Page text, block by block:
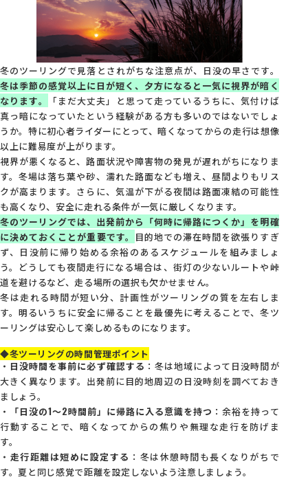
冬のツーリングで見落とされがちな注意点が、日没の早さです。
冬は季節の感覚以上に日が短く、夕方になると一気に視界が暗く
なります。
「まだ大丈夫」と思って走っているうちに、気付けば
真っ暗になっていたという経験がある方も多いのではないでしょ
うか。特に初心者ライダーにとって、暗くなってからの走行は想像
以上に難易度が上がります。
視界が悪くなると、路面状況や障害物の発見が遅れがちになりま
す。冬場は落ち葉や砂、濡れた路面なども増え、昼間よりもリス
クが高まります。さらに、気温が下がる夜間は路面凍結の可能性
も高くなり、安全に走れる条件が一気に厳しくなります。
冬のツーリングでは、出発前から「何時に帰路につくか」を明確
に決めておくことが重要です。 目的地での滞在時間を欲張りすぎ
ず、日没前に帰り始める余裕のあるスケジュールを組みましょ
う。どうしても夜間走行になる場合は、街灯の少ないルートや峠
道を避けるなど、走る場所の選択も欠かせません。
冬は走れる時間が短い分、計画性がツーリングの質を左右しま
す。明るいうちに安全に帰ることを最優先に考えることで、冬ツ
ーリングは安心して楽しめるものになります。
◆冬ツーリングの時間管理ポイント
・ 日没時間を事前に必ず確認する ：冬は地域によって日没時間が
大きく異なります。出発前に目的地周辺の日没時刻を調べておき
ましょう。
・
「日没の1〜2時間前」に帰路に入る意識を持つ ：余裕を持って
行動することで、暗くなってからの焦りや無理な走行を防げま
す。
・ 走行距離は短めに設定する ：冬は休憩時間も長くなりがちで
す。夏と同じ感覚で距離を設定しないよう注意しましょう。